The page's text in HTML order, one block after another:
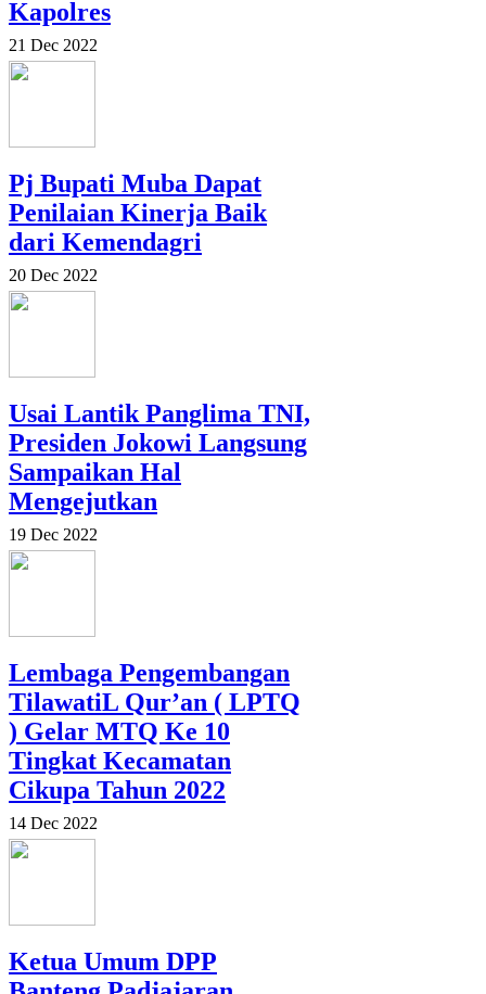
Kapolres
21 Dec 2022
Pj Bupati Muba Dapat
Penilaian Kinerja Baik
dari Kemendagri
20 Dec 2022
Usai Lantik Panglima TNI,
Presiden Jokowi Langsung
Sampaikan Hal
Mengejutkan
19 Dec 2022
Lembaga Pengembangan
TilawatiL Qur’an ( LPTQ
) Gelar MTQ Ke 10
Tingkat Kecamatan
Cikupa Tahun 2022
14 Dec 2022
Ketua Umum DPP